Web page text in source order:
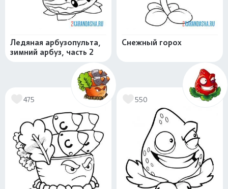
Ледяная арбузопульта,
зимний арбуз, часть 2
Снежный горох
475 550